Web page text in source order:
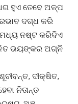
ହୁଏ ତେବେ ଅଳ୍ପ
ଦଗ୍ଧ କରି
ମଧ୍ୟ ନଷ୍ଟ କରିଦିଏ
ଭୟଙ୍କର ଅଗ୍ନି
ଶୂଚୀବନ୍ତ, ଦୀକ୍ଷିତ,
ନିତାନ୍ତ